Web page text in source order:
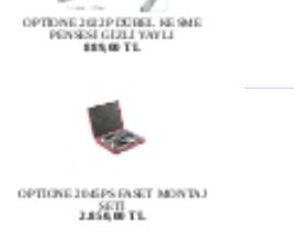
889,00 TL
OPTİONE 2045PS FASET MONTAJ